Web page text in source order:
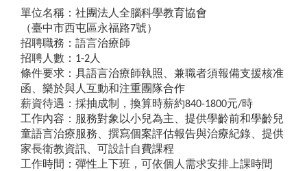
單位名稱：社團法人全腦科學教育協會
（臺中市西屯區永福路7號）
招聘職務：語言治療師
招聘人數：1-2人
條件要求：具語言治療師執照、兼職者須報備支援核准
函、樂於與人互動和注重團隊合作
薪資待遇：採抽成制，換算時薪約840-1800元/時
工作內容：服務對象以小兒為主、提供學齡前和學齡兒
童語言治療服務、撰寫個案評估報告與治療紀錄、提供
家長衛教資訊、可設計自費課程
工作時間：彈性上下班，可依個人需求安排上課時間